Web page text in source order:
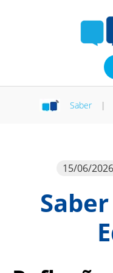
Saber |
15/06/2026